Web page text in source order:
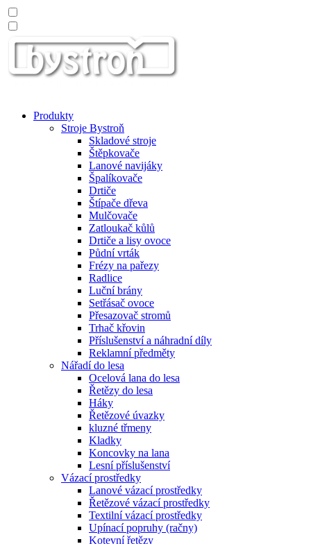
Produkty
Stroje Bystroň
Skladové stroje
Štěpkovače
Lanové navijáky
Špalíkovače
Drtiče
Štípače dřeva
Mulčovače
Zatloukač kůlů
Drtiče a lisy ovoce
Půdní vrták
Frézy na pařezy
Radlice
Luční brány
Setřásač ovoce
Přesazovač stromů
Trhač křovin
Příslušenství a náhradní díly
Reklamní předměty
Nářadí do lesa
Ocelová lana do lesa
Řetězy do lesa
Háky
Řetězové úvazky
kluzné třmeny
Kladky
Koncovky na lana
Lesní příslušenství
Vázací prostředky
Lanové vázací prostředky
Řetězové vázací prostředky
Textilní vázací prostředky
Upínací popruhy (račny)
Kotevní řetězy